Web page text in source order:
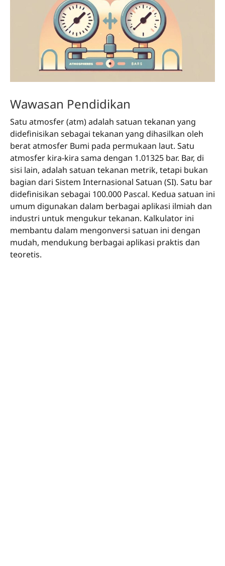
Wawasan Pendidikan
Satu atmosfer (atm) adalah satuan tekanan yang
didefinisikan sebagai tekanan yang dihasilkan oleh
berat atmosfer Bumi pada permukaan laut. Satu
atmosfer kira-kira sama dengan 1.01325 bar. Bar, di
sisi lain, adalah satuan tekanan metrik, tetapi bukan
bagian dari Sistem Internasional Satuan (SI). Satu bar
didefinisikan sebagai 100.000 Pascal. Kedua satuan ini
umum digunakan dalam berbagai aplikasi ilmiah dan
industri untuk mengukur tekanan. Kalkulator ini
membantu dalam mengonversi satuan ini dengan
mudah, mendukung berbagai aplikasi praktis dan
teoretis.